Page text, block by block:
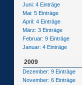
Juni: 4 Einträge
Mai: 5 Einträge
April: 4 Einträge
März: 3 Einträge
Februar: 9 Einträge
Januar: 4 Einträge
2009
Dezember: 9 Einträge
November: 6 Einträge